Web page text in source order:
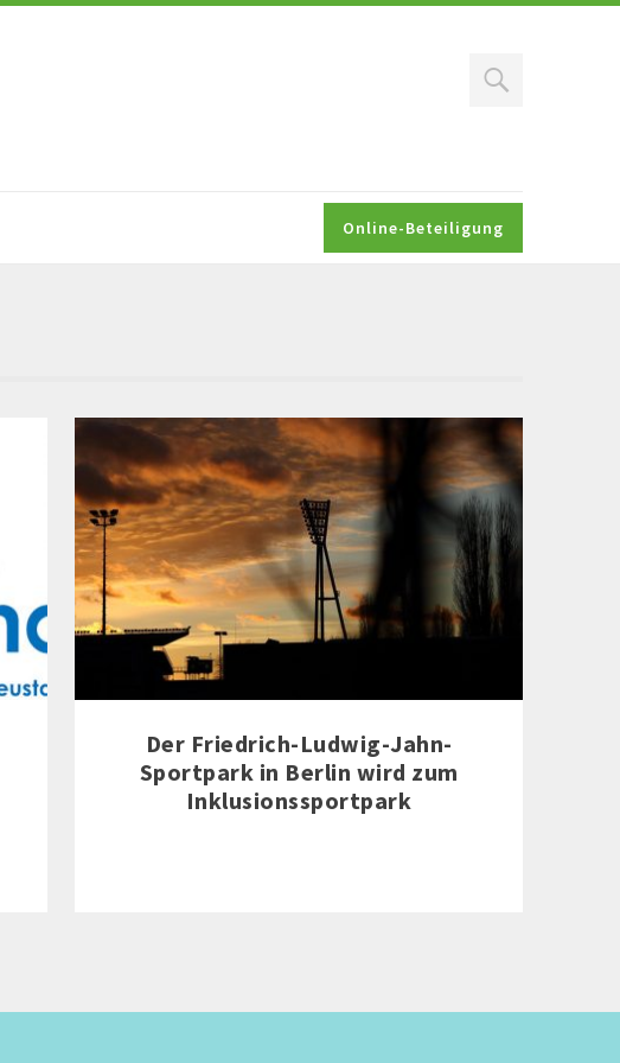
Online-Beteiligung
Der Friedrich-Ludwig-Jahn-
Sportpark in Berlin wird zum
Inklusionssportpark